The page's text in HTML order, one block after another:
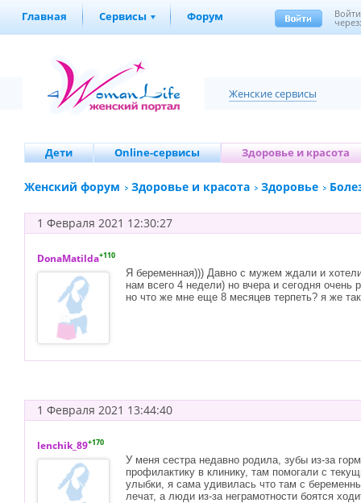
Главная Сервисы Форум Войти
Женские сервисы
Дети Online-сервисы Здоровье и красота
Женский форум Здоровье и красота Здоровье
1 Февраля 2021 12:30:27
DonaMatilda+110
Я беременная))) Давно с мужем ждали и
нам всего 4 недели) но вчера и сегодня
но что же мне еще 8 месяцев терпеть? я же
1 Февраля 2021 13:44:40
lenchik_89+170
У меня сестра недавно родила, зубы из-за
профилактику в клинику, там помогали с
улыбки, я сама удивилась что там с
лечат, а люди из-за неграмотности боятся